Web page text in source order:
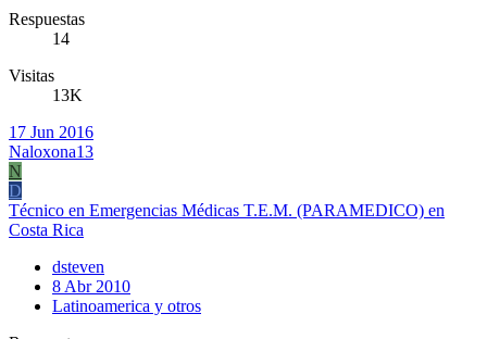
Respuestas
14
Visitas
13K
17 Jun 2016
Naloxona13
N
D
Técnico en Emergencias Médicas T.E.M. (PARAMEDICO) en
Costa Rica
dsteven
8 Abr 2010
Latinoamerica y otros